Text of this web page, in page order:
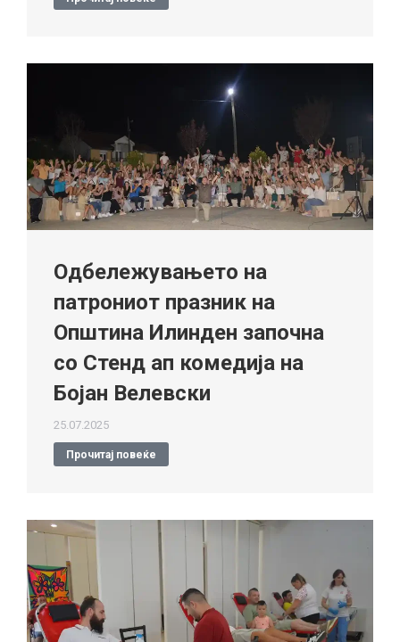
Одбележувањето на
патрониот празник на
Општина Илинден започна
со Стенд ап комедија на
Бојан Велевски
25.07.2025
Прочитај повеќе